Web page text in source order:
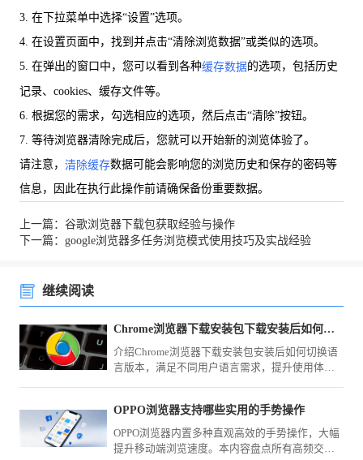
3. 在下拉菜单中选择“设置”选项。
4. 在设置页面中，找到并点击“清除浏览数据”或类似的选项。
5. 在弹出的窗口中，您可以看到各种缓存数据的选项，包括历史
记录、cookies、缓存文件等。
6. 根据您的需求，勾选相应的选项，然后点击“清除”按钮。
7. 等待浏览器清除完成后，您就可以开始新的浏览体验了。
请注意， 清除缓存数据可能会影响您的浏览历史和保存的密码等
信息，因此在执行此操作前请确保备份重要数据。
上一篇：谷歌浏览器下载包获取经验与操作
下一篇：google浏览器多任务浏览模式使用技巧及实战经验
继续阅读
Chrome浏览器下载安装包下载安装后如何切换语言版本
介绍Chrome浏览器下载安装包安装后如何切换语
言版本，满足不同用户语言需求，提升使用体
OPPO浏览器支持哪些实用的手势操作
OPPO浏览器内置多种直观高效的手势操作，大幅
提升移动端浏览速度。本内容盘点所有高频交互